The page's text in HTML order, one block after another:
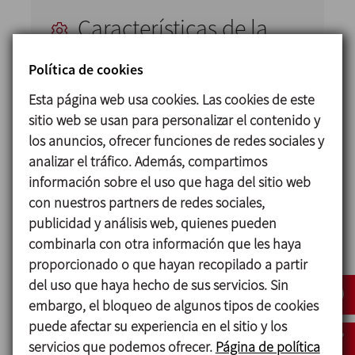
Características de la
Los intercambiadores están aislados
térmicamente.
El equipo está concebido para trabajar con
caudal variable dentro del rango solicitado
por el cliente, para ello se seleccionó todos
los componentes e intercambiadores con
un margen que lo permitiese.
Completamente automático con recetas,
con PLC, HMI y variadores de frecuencia de
la firma Allen Bradley.
La línea de envío y retorno se considera
Política de cookies
Esta página web usa cookies. Las cookies de este
sitio web se usan para personalizar el contenido y
los anuncios, ofrecer funciones de redes sociales y
analizar el tráfico. Además, compartimos
información sobre el uso que haga del sitio web
con nuestros partners de redes sociales,
publicidad y análisis web, quienes pueden
combinarla con otra información que les haya
proporcionado o que hayan recopilado a partir
del uso que haya hecho de sus servicios. Sin
embargo, el bloqueo de algunos tipos de cookies
puede afectar su experiencia en el sitio y los
servicios que podemos ofrecer. Página de política